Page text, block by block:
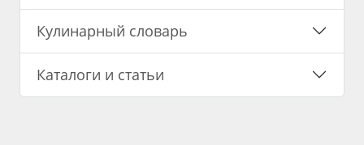
Кулинарный словарь
Каталоги и статьи